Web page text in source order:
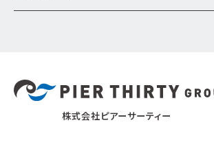
株式会社ピアーサーティー